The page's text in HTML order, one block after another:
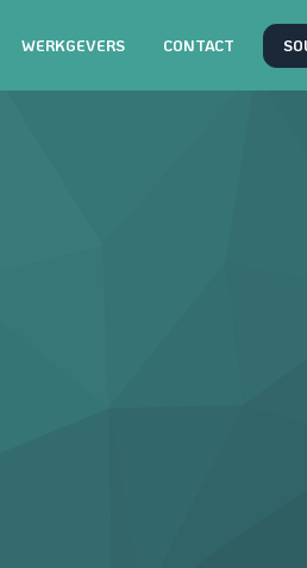
WERKGEVERS CONTACT